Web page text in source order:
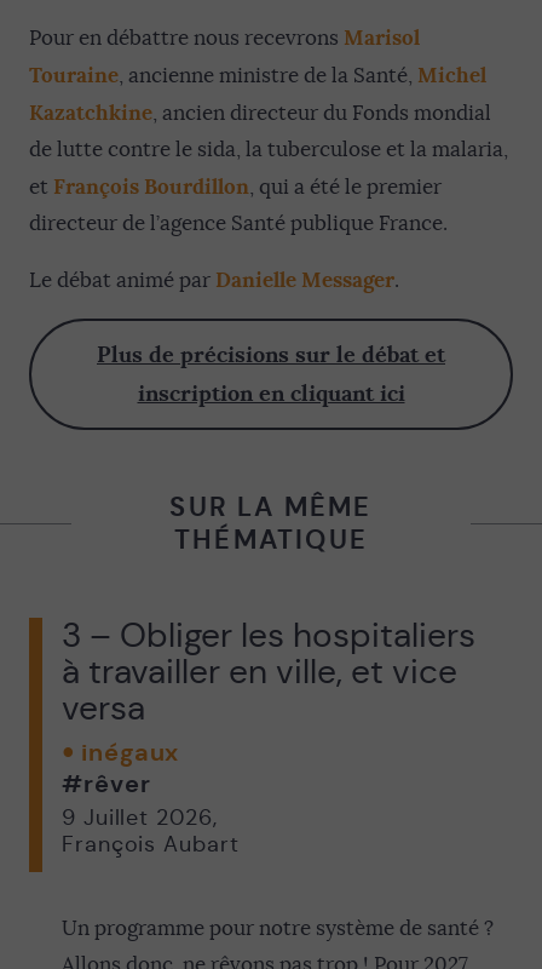
Pour en débattre nous recevrons Marisol
Touraine, ancienne ministre de la Santé, Michel
Kazatchkine, ancien directeur du Fonds mondial
de lutte contre le sida, la tuberculose et la malaria,
et François Bourdillon, qui a été le premier
directeur de l’agence Santé publique France.
Le débat animé par Danielle Messager.
Plus de précisions sur le débat et
inscription en cliquant ici
SUR LA MÊME
THÉMATIQUE
3 – Obliger les hospitaliers
à travailler en ville, et vice
versa
inégaux
#rêver
9 Juillet 2026,
François Aubart
Un programme pour notre système de santé ?